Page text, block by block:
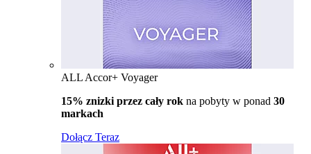
ALL Accor+ Voyager
15% znizki przez cały rok na pobyty w ponad 30
markach
Dołącz Teraz